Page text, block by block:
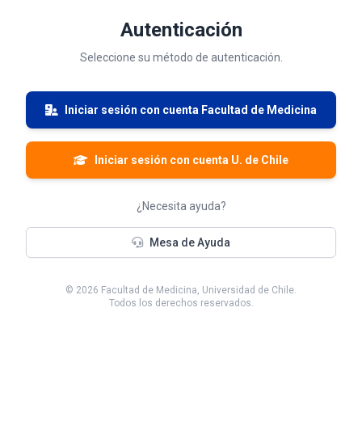
Autenticación
Seleccione su método de autenticación.
Iniciar sesión con cuenta Facultad de Medicina
Iniciar sesión con cuenta U. de Chile
¿Necesita ayuda?
Mesa de Ayuda
© 2026 Facultad de Medicina, Universidad de Chile.
Todos los derechos reservados.